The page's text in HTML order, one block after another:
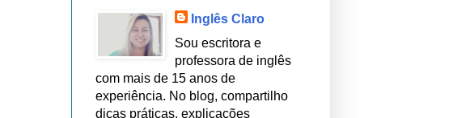
Inglês Claro
Sou escritora e
professora de inglês
com mais de 15 anos de
experiência. No blog, compartilho
dicas práticas, explicações